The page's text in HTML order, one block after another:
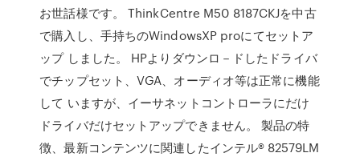
お世話様です。 ThinkCentre M50 8187CKJを中古
で購入し、手持ちのWindowsXP proにてセットア
ップ しました。 HPよりダウンロ－ドしたドライバ
でチップセット、VGA、オーディオ等は正常に機能
して いますが、イーサネットコントローラにだけ
ドライバだけセットアップできません。 製品の特
徴、最新コンテンツに関連したインテル® 82579LM